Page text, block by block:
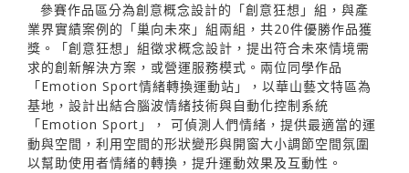
參賽作品區分為創意概念設計的「創意狂想」組，與產
業界實績案例的「巢向未來」組兩組，共20件優勝作品獲
獎。「創意狂想」組徵求概念設計，提出符合未來情境需
求的創新解決方案，或營運服務模式。兩位同學作品
「Emotion Sport情緒轉換運動站」，以華山藝文特區為
基地，設計出結合腦波情緒技術與自動化控制系統
「Emotion Sport」， 可偵測人們情緒，提供最適當的運
動與空間，利用空間的形狀變形與開窗大小調節空間氛圍
以幫助使用者情緒的轉換，提升運動效果及互動性。